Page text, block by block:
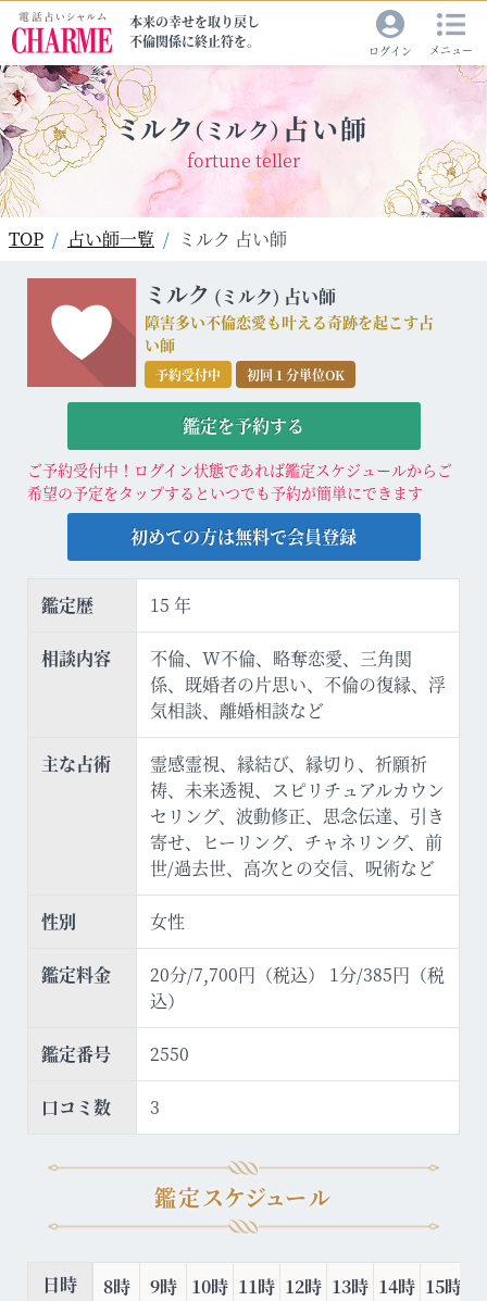
メニュー
本来の幸せを取り戻し
不倫関係に終止符を。
ログイン
ミルク（ミルク） 占い師
fortune teller
TOP 占い師一覧 ミルク 占い師
ミルク (ミルク) 占い師
障害多い不倫恋愛も叶える奇跡を起こす占
い師
予約受付中 初回１分単位OK
鑑定を予約する
ご予約受付中！ログイン状態であれば鑑定スケジュールからご
希望の予定をタップするといつでも予約が簡単にできます
初めての方は無料で会員登録
鑑定歴 15 年
相談内容
不倫、W不倫、略奪恋愛、三角関
係、既婚者の片思い、不倫の復縁、浮
気相談、離婚相談など
主な占術
霊感霊視、縁結び、縁切り、祈願祈
祷、未来透視、スピリチュアルカウン
セリング、波動修正、思念伝達、引き
寄せ、ヒーリング、チャネリング、前
世/過去世、高次との交信、呪術など
性別 女性
鑑定料金
20分/7,700円（税込） 1分/385円（税
込）
鑑定番号 2550
口コミ数 3
鑑定スケジュール
日時
8時 9時 10時 11時 12時 13時 14時 15時